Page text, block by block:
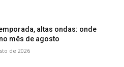
altas ondas: onde
mês de agosto
de 2026